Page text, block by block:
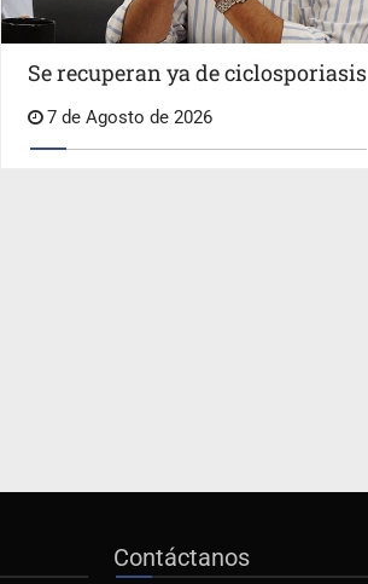
Se recuperan ya de ciclosporiasis
7 de Agosto de 2026
Contáctanos